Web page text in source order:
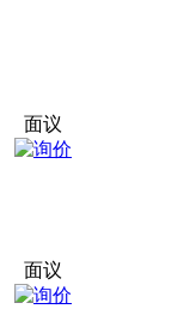
面议
面议